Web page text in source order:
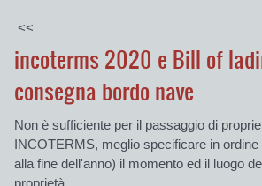
<<
incoterms 2020 e Bill of
consegna bordo nave
Non è sufficiente per il passaggio di
INCOTERMS, meglio specificare in
alla fine dell'anno) il momento ed il luogo
proprietà